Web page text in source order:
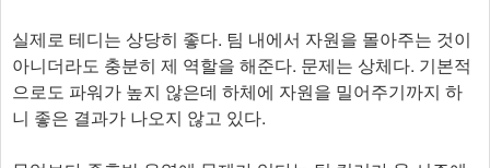
실제로 테디는 상당히 좋다. 팀 내에서 자원을 몰아주는 것이
아니더라도 충분히 제 역할을 해준다. 문제는 상체다. 기본적
으로도 파워가 높지 않은데 하체에 자원을 밀어주기까지 하
니 좋은 결과가 나오지 않고 있다.